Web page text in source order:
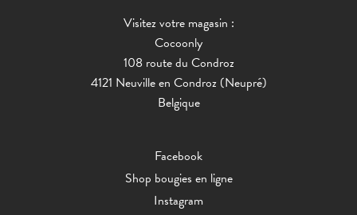
Visitez votre magasin :
Cocoonly
108 route du Condroz
4121 Neuville en Condroz (Neupré)
Belgique
Facebook
Shop bougies en ligne
Instagram